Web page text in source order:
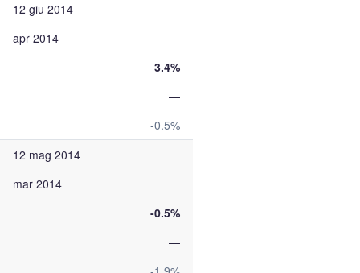
12 giu 2014
apr 2014
3.4%
—
-0.5%
12 mag 2014
mar 2014
-0.5%
—